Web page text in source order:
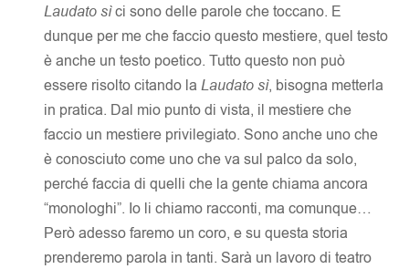
Laudato sìci sono delle parole che toccano. E
dunque per me che faccio questo mestiere, quel testo
è anche un testo poetico. Tutto questo non può
essere risolto citando la Laudato sì, bisogna metterla
in pratica. Dal mio punto di vista, il mestiere che
faccio un mestiere privilegiato. Sono anche uno che
è conosciuto come uno che va sul palco da solo,
perché faccia di quelli che la gente chiama ancora
“monologhi”. Io li chiamo racconti, ma comunque…
Però adesso faremo un coro, e su questa storia
prenderemo parola in tanti. Sarà un lavoro di teatro